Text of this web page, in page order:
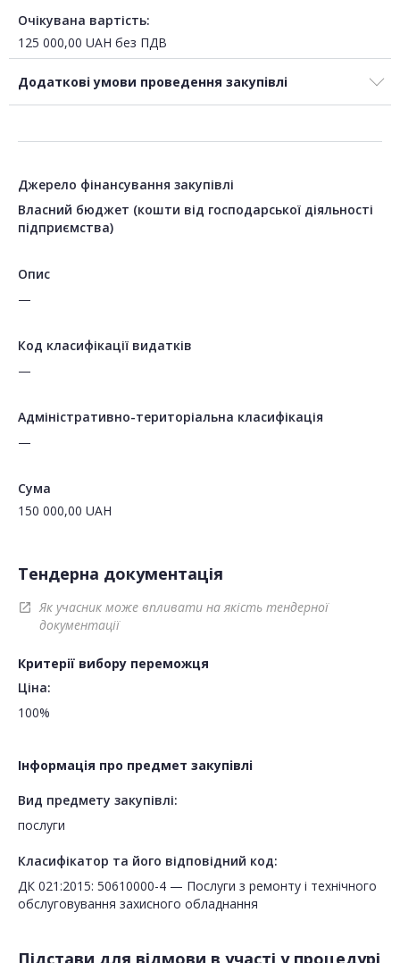
Очікувана вартість:
125 000,00 UAH без ПДВ
Додаткові умови проведення закупівлі
Джерело фінансування закупівлі
Власний бюджет (кошти від господарської діяльності
підприємства)
Опис
—
Код класифікації видатків
—
Адміністративно-територіальна класифікація
—
Сума
150 000,00 UAH
Тендерна документація
open_in_new
Як учасник може впливати на якість тендерної
документації
Критерії вибору переможця
Ціна:
100%
Інформація про предмет закупівлі
Вид предмету закупівлі:
послуги
Класифікатор та його відповідний код:
ДК 021:2015: 50610000-4 — Послуги з ремонту і технічного
обслуговування захисного обладнання